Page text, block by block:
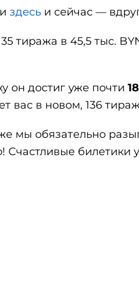
здесь и сейчас —
тиража в 45,5 тыс.
он достиг уже почти
вас в новом, 136
мы обязательно
Счастливые билетики